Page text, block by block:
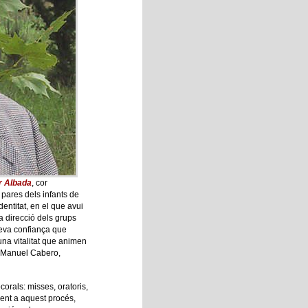
Albada, cor
dels infants de
en el que avui
direcció dels grups
confiança que
vitalitat que animen
Cabero,
misses, oratoris,
a aquest procés,